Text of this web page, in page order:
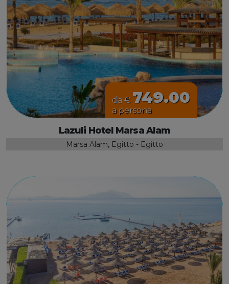
da € 749.00
a persona
Lazuli Hotel Marsa Alam
Marsa Alam, Egitto - Egitto